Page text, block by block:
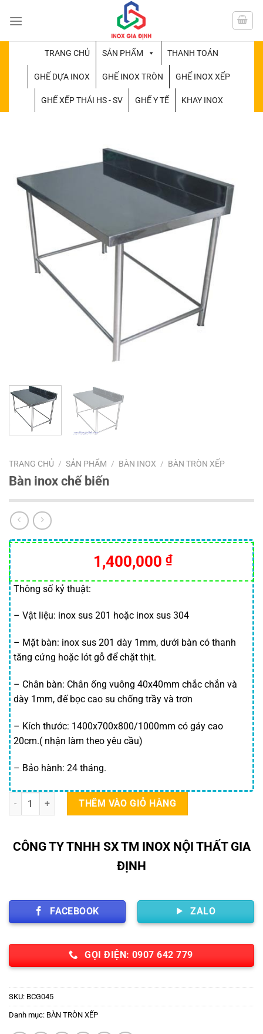
đến
TRANG CHỦ SẢN PHẨM THANH TOÁN
GHẾ DỰA INOX GHẾ INOX TRÒN GHẾ INOX XẾP
GHẾ XẾP THÁI HS - SV GHẾ Y TẾ KHAY INOX
TRANG CHỦ / SẢN PHẨM / BÀN INOX / BÀN TRÒN XẾP
Bàn inox chế biến
1,400,000 ₫
Thông số kỷ thuật:
– Vật liệu: inox sus 201 hoặc inox sus 304
– Mặt bàn: inox sus 201 dày 1mm, dưới bàn có thanh
tăng cứng hoặc lót gỗ để chặt thịt.
– Chân bàn: Chân ống vuông 40x40mm chắc chắn và
dày 1mm, đế bọc cao su chống trầy và trơn
– Kích thước: 1400x700x800/1000mm có gáy cao
20cm.( nhận làm theo yêu cầu)
– Bảo hành: 24 tháng.
Bàn inox chế biến số lượngTHÊM VÀO GIỎ HÀNG
CÔNG TY TNHH SX TM INOX NỘI THẤT GIA
ĐỊNH
FACEBOOK ZALO
GỌI ĐIỆN: 0907 642 779
SKU: BCG045
Danh mục: BÀN TRÒN XẾP